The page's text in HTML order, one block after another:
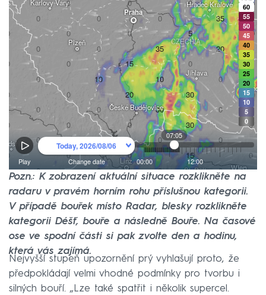
Pozn.: K zobrazení aktuální situace rozklikněte na
radaru v pravém horním rohu příslušnou kategorii.
V případě bouřek místo Radar, blesky rozklikněte
kategorii Déšť, bouře a následně Bouře. Na časové
ose ve spodní části si pak zvolte den a hodinu,
která vás zajímá.
Nejvyšší stupeň upozornění prý vyhlašují proto, že
předpokládají velmi vhodné podmínky pro tvorbu i
silných bouří. „Lze také spatřit i několik supercel.